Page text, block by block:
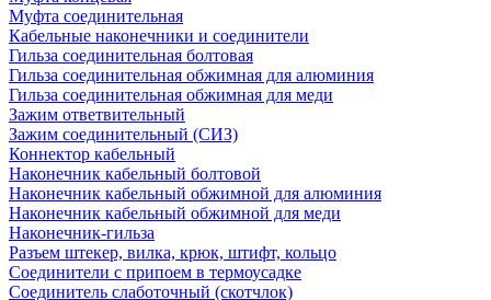
Муфта соединительная
Кабельные наконечники и соединители
Гильза соединительная болтовая
Гильза соединительная обжимная для алюминия
Гильза соединительная обжимная для меди
Зажим ответвительный
Зажим соединительный (СИЗ)
Коннектор кабельный
Наконечник кабельный болтовой
Наконечник кабельный обжимной для алюминия
Наконечник кабельный обжимной для меди
Наконечник-гильза
Разъем штекер, вилка, крюк, штифт, кольцо
Соединители с припоем в термоусадке
Соединитель слаботочный (скотчлок)